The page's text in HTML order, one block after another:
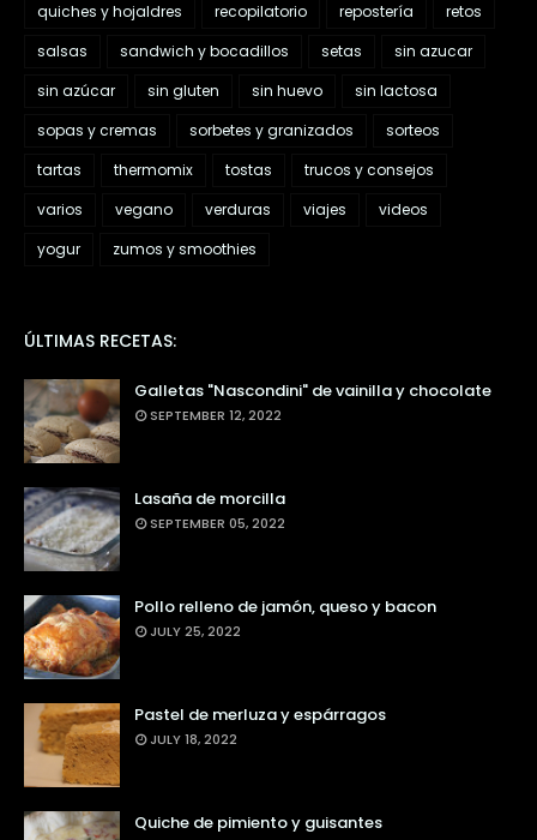
quiches y hojaldres
recopilatorio repostería
retos
salsas
sandwich y bocadillos setas
sin azucar
sin azúcar
sin gluten sin huevo
sin lactosa
sopas y cremas
sorbetes y granizados
sorteos
tartas
thermomix tostas
trucos y consejos
varios
vegano verduras viajes
videos
yogur
zumos y smoothies
ÚLTIMAS RECETAS:
Galletas "Nascondini" de vainilla y chocolate
SEPTEMBER 12, 2022
Lasaña de morcilla
SEPTEMBER 05, 2022
Pollo relleno de jamón, queso y bacon
JULY 25, 2022
Pastel de merluza y espárragos
JULY 18, 2022
Quiche de pimiento y guisantes